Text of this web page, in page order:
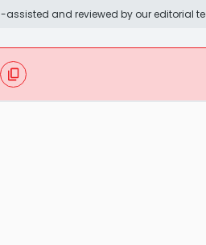
and reviewed by our editorial